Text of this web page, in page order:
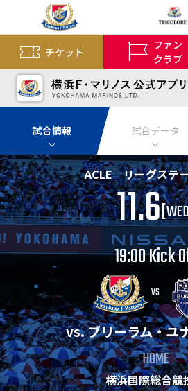
チケット
ファン
クラブ
試合情報 試合データ
ACLE リーグステ
11.6[
19:00 Kick
VS
vs. ブリーラム・ユ
HOME
横浜国際総合競